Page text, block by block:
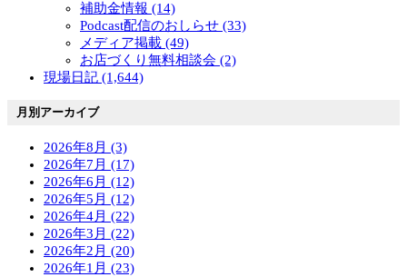
補助金情報 (14)
Podcast配信のおしらせ (33)
メディア掲載 (49)
お店づくり無料相談会 (2)
現場日記 (1,644)
月別アーカイブ
2026年8月 (3)
2026年7月 (17)
2026年6月 (12)
2026年5月 (12)
2026年4月 (22)
2026年3月 (22)
2026年2月 (20)
2026年1月 (23)